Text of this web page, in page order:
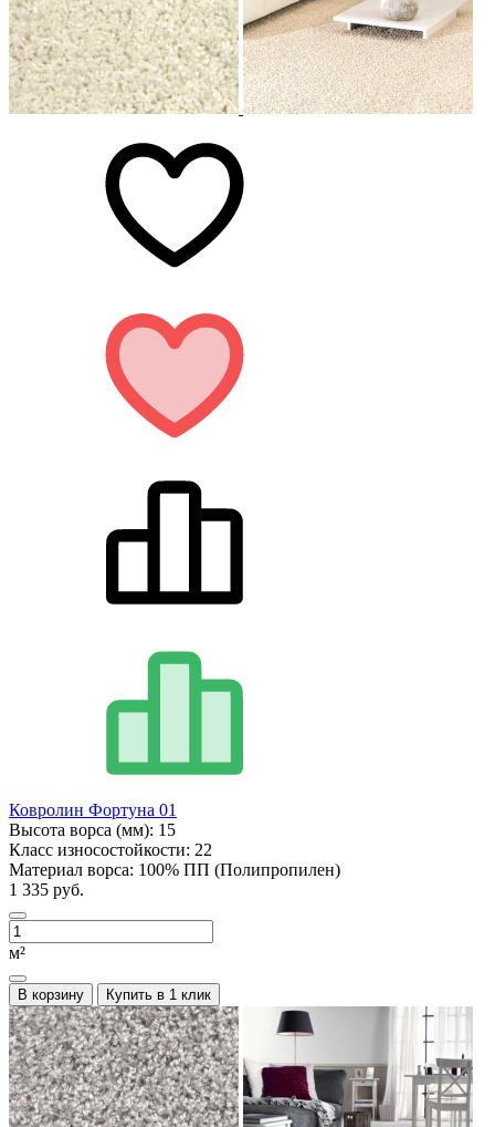
Ковролин Фортуна 01
Высота ворса (мм): 15
Класс износостойкости: 22
Материал ворса: 100% ПП (Полипропилен)
1 335 руб.
м²
В корзину Купить в 1 клик